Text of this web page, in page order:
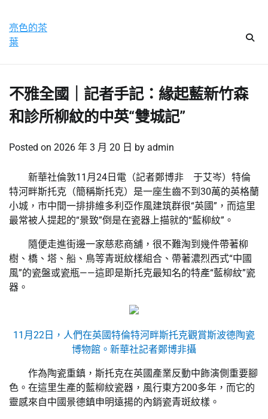
content
亮色的茶
葉
不雅全國｜記者手記：緣起藍新竹森
和診所柳紋的中英“雙城記”
Posted on 2026 年 3 月 20 日 by admin
新華社倫敦11月24日電（記者鄭博非 于艾岑）特倫
特河畔斯托克（簡稱斯托克）是一座生齒不到30萬的英格蘭
小城，市中間一排排維多利亞作風建筑群很“英國”，而這里
最常被人提起的“景致”倒是在瓷器上描就的“藍柳紋”。
隨便走進街邊一家慈悲商舖，很不難淘到幾件帶著柳
樹、橋、塔、船、鳥等青斑紋樣組合、帶著濃烈西式“中國
風”的瓷盤或瓷瓶——這即是斯托克最知名的特產“藍柳紋”瓷
器。
11月22日，人們在英國特倫特河畔斯托克觀賞斯波德陶瓷
博物館。新華社記者鄭博非攝
作為陶瓷重鎮，斯托克在英國產業反動中飾演側重要腳
色。在這里生產的藍柳紋瓷器，風行東方200多年，而它的
靈感來自中國景德鎮申明遠揚的內銷瓷青斑紋樣。